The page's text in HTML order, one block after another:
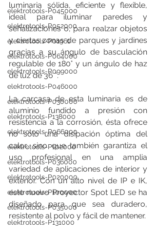
elektrotools-P045000
elektrotools-P052000
elektrotools-P01961
elektrotools-P064000
elektrotools-P099000
elektrotools-P046000
elektrotools-P030000
elektrotools-P138000
elektrotools-P066000
elektrotools-P102000
elektrotools-P036000
elektrotools-P020000
elektrotools-P100000
elektrotools-P035000
elektrotools-P131000
luminaria sólida, eficiente y flexible,
ideal para iluminar paredes y
señalizaciones o, para realzar objetos
y ciertas zonas de parques y jardines
gracias a su ángulo de basculación
regulable de 180° y un ángulo de haz
de luz de 36 °.
La carcasa de esta luminaria es de
aluminio fundido a presión con
resistencia a la corrosión, ésta ofrece
no solo una disipación óptima del
calor, sino que también garantiza el
uso profesional en una amplia
variedad de aplicaciones de interior y
exterior. Con un alto nivel de IP e IK,
este nuevo Proyector Spot LED se ha
diseñado para que sea duradero,
resistente al polvo y fácil de mantener.